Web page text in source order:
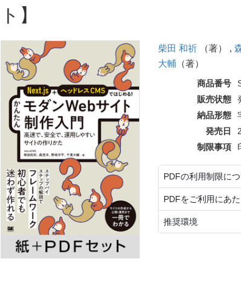
ト】
柴田 和祈 （著） ,
大輔（著）
商品番号
販売状態
納品形態
発売日
制限事項
PDFの利用制限に
PDFをご利用にあ
推奨環境